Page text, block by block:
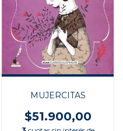
MUJERCITAS
$51.900,00